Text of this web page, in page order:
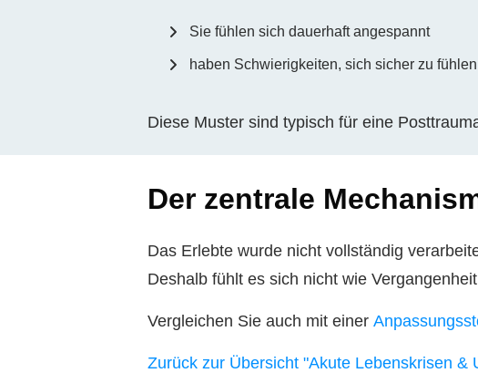
Sie fühlen sich dauerhaft angespannt
haben Schwierigkeiten, sich sicher zu fühlen
Diese Muster sind typisch für eine
Der zentrale
Das Erlebte wurde nicht vollständig
Deshalb fühlt es sich nicht wie
Vergleichen Sie auch mit einer
Zurück zur Übersicht "Akute Lebenskrisen &